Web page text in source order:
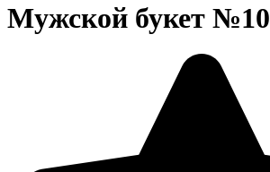
Мужской букет №10